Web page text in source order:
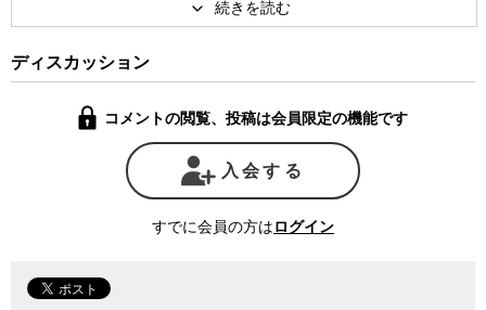
『華氏９１１』が問いかける「ブッシュ問題」と、あえてこの作
品が踏み込むことを避けているかにみえる「アメリカ問題」につい
て、考えてみた。
ディスカッション
コメントの閲覧、投稿は会員限定の機能です
入会する
すでに会員の方は ログイン